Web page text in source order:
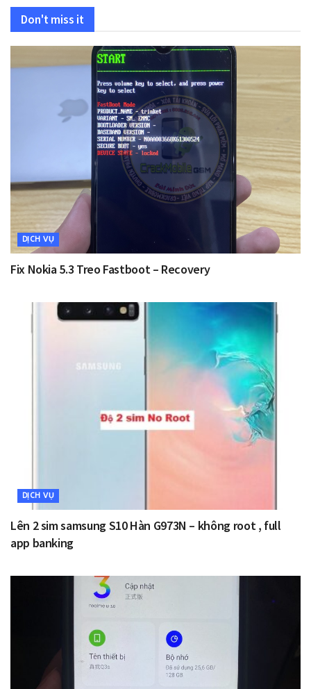
Don't miss it
DỊCH VỤ
Fix Nokia 5.3 Treo Fastboot – Recovery
DỊCH VỤ
Lên 2 sim samsung S10 Hàn G973N – không root , full
app banking